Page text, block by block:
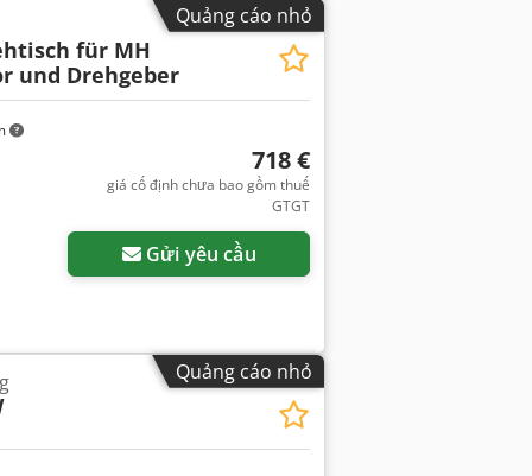
Quảng cáo nhỏ
für MH
und Drehgeber
718 €
giá cố định chưa bao gồm thuế
GTGT
Gửi yêu cầu
Quảng cáo nhỏ